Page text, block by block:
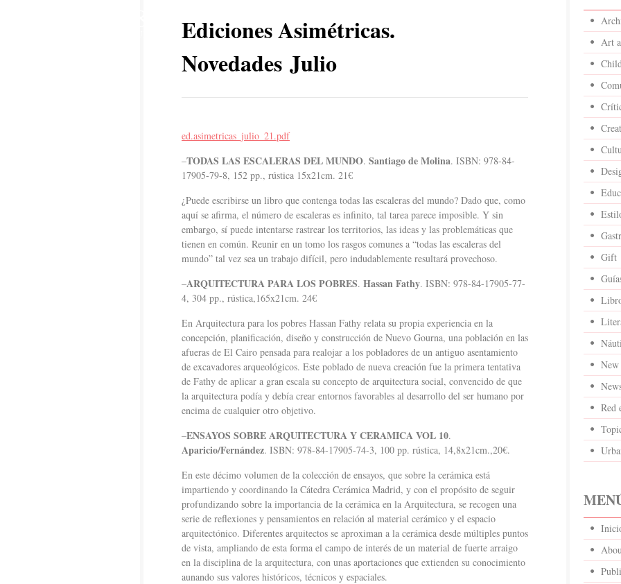
Ediciones Asimétricas.
Novedades Julio
ed.asimetricas_julio_21.pdf
–TODAS LAS ESCALERAS DEL MUNDO. Santiago de Molina. ISBN: 978-84-
17905-79-8, 152 pp., rústica 15x21cm. 21€
¿Puede escribirse un libro que contenga todas las escaleras del mundo? Dado que, como
aquí se afirma, el número de escaleras es infinito, tal tarea parece imposible. Y sin
embargo, sí puede intentarse rastrear los territorios, las ideas y las problemáticas que
tienen en común. Reunir en un tomo los rasgos comunes a “todas las escaleras del
mundo” tal vez sea un trabajo difícil, pero indudablemente resultará provechoso.
–ARQUITECTURA PARA LOS POBRES. Hassan Fathy. ISBN: 978-84-17905-77-
4, 304 pp., rústica,165x21cm. 24€
En Arquitectura para los pobres Hassan Fathy relata su propia experiencia en la
concepción, planificación, diseño y construcción de Nuevo Gourna, una población en las
afueras de El Cairo pensada para realojar a los pobladores de un antiguo asentamiento
de excavadores arqueológicos. Este poblado de nueva creación fue la primera tentativa
de Fathy de aplicar a gran escala su concepto de arquitectura social, convencido de que
la arquitectura podía y debía crear entornos favorables al desarrollo del ser humano por
encima de cualquier otro objetivo.
–ENSAYOS SOBRE ARQUITECTURA Y CERAMICA VOL 10.
Aparicio/Fernández. ISBN: 978-84-17905-74-3, 100 pp. rústica, 14,8x21cm.,20€.
En este décimo volumen de la colección de ensayos, que sobre la cerámica está
impartiendo y coordinando la Cátedra Cerámica Madrid, y con el propósito de seguir
profundizando sobre la importancia de la cerámica en la Arquitectura, se recogen una
serie de reflexiones y pensamientos en relación al material cerámico y el espacio
arquitectónico. Diferentes arquitectos se aproximan a la cerámica desde múltiples puntos
de vista, ampliando de esta forma el campo de interés de un material de fuerte arraigo
en la disciplina de la arquitectura, con unas aportaciones que extienden su conocimiento
aunando sus valores históricos, técnicos y espaciales.
Art
Gift
New
Red